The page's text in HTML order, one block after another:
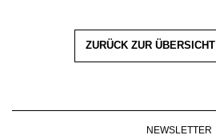
ZURÜCK ZUR ÜBERSICHT
NEWSLETTER